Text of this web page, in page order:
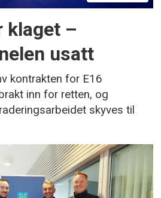
klaget –
usatt
kontrakten for E16
inn for retten, og
skyves til